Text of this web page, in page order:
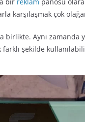
bir reklam panosu
karşılaşmak çok
Aynı zamanda
şekilde